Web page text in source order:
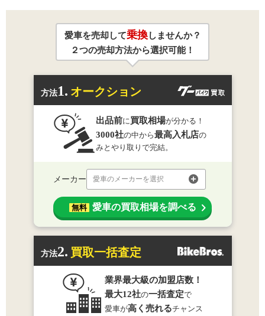
愛車を売却して乗換しませんか？
２つの売却方法から選択可能！
方法1. オークション
出品前に買取相場が分かる！
3000社の中から最高入札店の
みとやり取りで完結。
メーカー 愛車のメーカーを選択
無料 愛車の買取相場を調べる
方法2. 買取一括査定
業界最大級の加盟店数！
最大12社の一括査定で
愛車が高く売れるチャンス